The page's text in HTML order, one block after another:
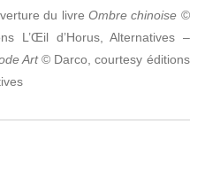
du livre Ombre chinoise ©
L’Œil d’Horus, Alternatives –
Art© Darco, courtesy éditions